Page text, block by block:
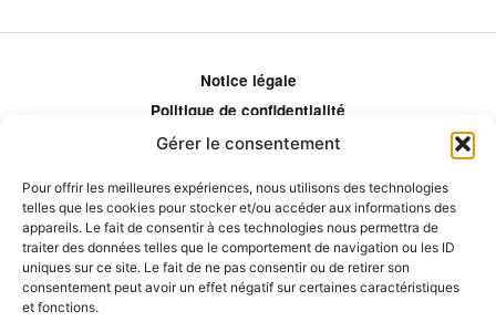
Gérer le consentement
Pour offrir les meilleures expériences, nous utilisons des technologies
telles que les cookies pour stocker et/ou accéder aux informations des
appareils. Le fait de consentir à ces technologies nous permettra de
traiter des données telles que le comportement de navigation ou les ID
uniques sur ce site. Le fait de ne pas consentir ou de retirer son
consentement peut avoir un effet négatif sur certaines caractéristiques
et fonctions.
Notice légale
Politique de confidentialité
Politique de remboursement
Comment ça marche?
Qui sommes-nous?
Obtenir les crédits
Les éditeurs